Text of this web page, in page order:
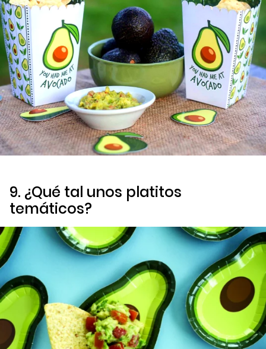
9. ¿Qué tal unos platitos
temáticos?